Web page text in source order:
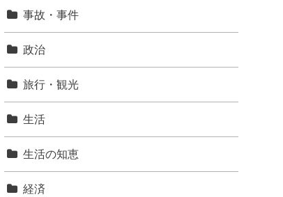
事故・事件
政治
旅行・観光
生活
生活の知恵
経済